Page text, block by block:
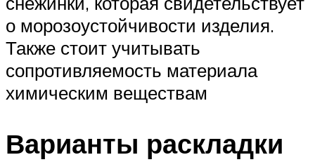
о морозоустойчивости изделия.
Также стоит учитывать
сопротивляемость материала
химическим веществам
Варианты раскладки